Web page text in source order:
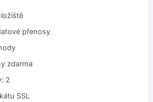
přenosy
zdarma
2
SSL